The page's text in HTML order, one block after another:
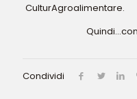
CulturAgroalimentare.
Condividi